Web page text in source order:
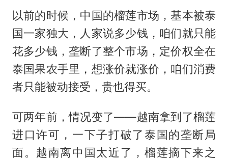
以前的时候，中国的榴莲市场，基本被泰
国一家独大，人家说多少钱，咱们就只能
花多少钱，垄断了整个市场，定价权全在
泰国果农手里，想涨价就涨价，咱们消费
者只能被动接受，贵也得买。
可两年前，情况变了——越南拿到了榴莲
进口许可，一下子打破了泰国的垄断局
面。越南离中国太近了，榴莲摘下来之